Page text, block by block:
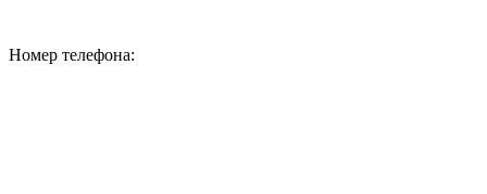
Номер телефона: